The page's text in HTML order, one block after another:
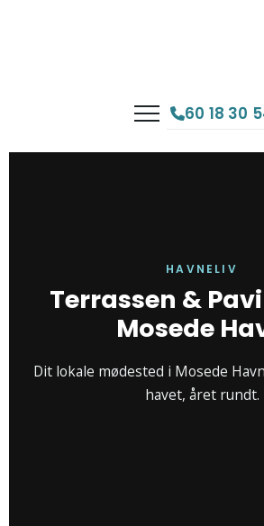
60 18 30
HAVNELIV
Terrassen &
Mosede
Dit lokale mødested i Mosede
havet, året rundt.